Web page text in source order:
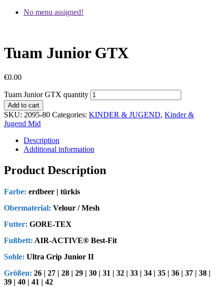
No menu assigned!
Tuam Junior GTX
€0.00
Tuam Junior GTX quantity
Add to cart
SKU: 2095-80 Categories: KINDER & JUGEND, Kinder &
Jugend Mid
Description
Additional information
Product Description
Farbe: erdbeer | türkis
Obermaterial: Velour / Mesh
Futter: GORE-TEX
Fußbett: AIR-ACTIVE® Best-Fit
Sohle: Ultra Grip Junior II
Größen: 26 | 27 | 28 | 29 | 30 | 31 | 32 | 33 | 34 | 35 | 36 | 37 | 38 |
39 | 40 | 41 | 42